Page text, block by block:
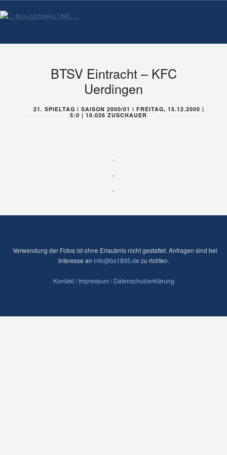
BTSV Eintracht – KFC
Uerdingen
21. SPIELTAG | SAISON 2000/01 | FREITAG, 15.12.2000 |
5:0 | 10.026 ZUSCHAUER
Verwendung der Fotos ist ohne Erlaubnis nicht gestattet. Anfragen sind bei
Interesse an info@bs1895.de zu richten.
Kontakt / Impressum / Datenschutzerklärung